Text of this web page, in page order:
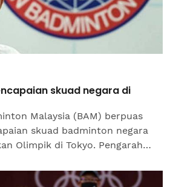
skuad negara di
Malaysia (BAM) berpuas
skuad badminton negara
Olimpik di Tokyo. Pengarah